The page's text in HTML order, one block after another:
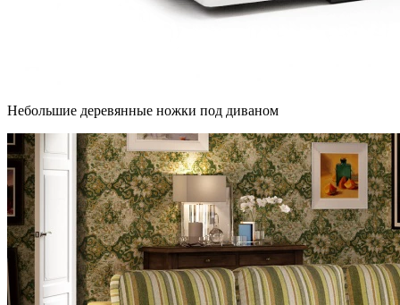
Небольшие деревянные ножки под диваном